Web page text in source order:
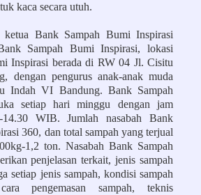
kaca secara utuh.
ketua Bank Sampah Bumi Inspirasi
Sampah Bumi Inspirasi, lokasi
Inspirasi berada di RW 04 Jl. Cisitu
dengan pengurus anak-anak muda
Indah VI Bandung. Bank Sampah
setiap hari minggu dengan jam
14.30 WIB. Jumlah nasabah Bank
360, dan total sampah yang terjual
1,2 ton. Nasabah Bank Sampah
penjelasan terkait, jenis sampah
setiap jenis sampah, kondisi sampah
pengemasan sampah, teknis